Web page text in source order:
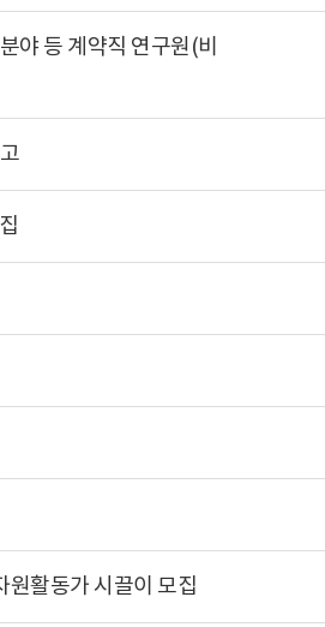
야 등 계약직 연구원(비
활동가 시끌이 모집